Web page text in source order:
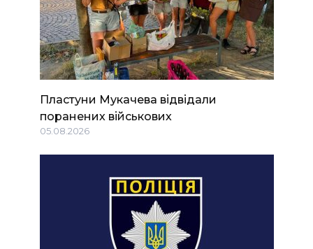
Пластуни Мукачева відвідали
поранених військових
05.08.2026